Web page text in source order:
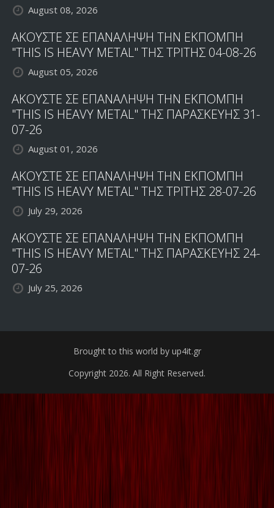
August 08, 2026
ΑΚΟΥΣΤΕ ΣΕ ΕΠΑΝΑΛΗΨΗ ΤΗΝ ΕΚΠΟΜΠΗ
"THIS IS HEAVY METAL" ΤΗΣ ΤΡΙΤΗΣ 04-08-26
August 05, 2026
ΑΚΟΥΣΤΕ ΣΕ ΕΠΑΝΑΛΗΨΗ ΤΗΝ ΕΚΠΟΜΠΗ
"THIS IS HEAVY METAL" ΤΗΣ ΠΑΡΑΣΚΕΥΗΣ 31-
07-26
August 01, 2026
ΑΚΟΥΣΤΕ ΣΕ ΕΠΑΝΑΛΗΨΗ ΤΗΝ ΕΚΠΟΜΠΗ
"THIS IS HEAVY METAL" ΤΗΣ ΤΡΙΤΗΣ 28-07-26
July 29, 2026
ΑΚΟΥΣΤΕ ΣΕ ΕΠΑΝΑΛΗΨΗ ΤΗΝ ΕΚΠΟΜΠΗ
"THIS IS HEAVY METAL" ΤΗΣ ΠΑΡΑΣΚΕΥΗΣ 24-
07-26
July 25, 2026
Brought to this world by up4it.gr
Copyright 2026. All Right Reserved.